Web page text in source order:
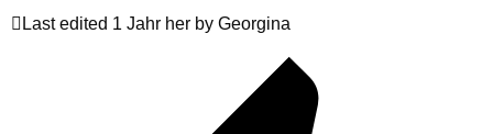
Last edited 1 Jahr her by Georgina